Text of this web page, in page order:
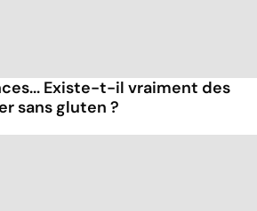
Existe-t-il vraiment des
sans gluten ?